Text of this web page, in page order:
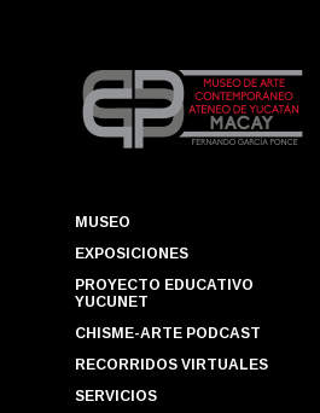
MUSEO
EXPOSICIONES
PROYECTO EDUCATIVO
YUCUNET
CHISME-ARTE PODCAST
RECORRIDOS VIRTUALES
SERVICIOS